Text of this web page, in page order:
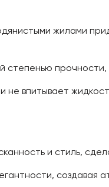
жилами
прочности,
не впитывает
и стиль,
создавая